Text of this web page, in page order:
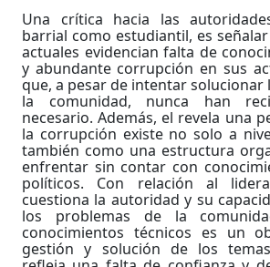
Una crítica hacia las
barrial como estudiantil, es
actuales evidencian falta de
y abundante corrupción en sus
que, a pesar de intentar solucionar
la comunidad, nunca han
necesario. Además, el revela una
la corrupción existe no solo a
también como una estructura
enfrentar sin contar con
políticos. Con relación al
cuestiona la autoridad y su
los problemas de la
conocimientos técnicos es un
gestión y solución de los